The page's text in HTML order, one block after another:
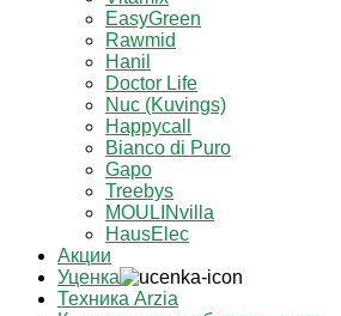
EasyGreen
Rawmid
Hanil
Doctor Life
Nuc (Kuvings)
Happycall
Bianco di Puro
Gapo
Treebys
MOULINvilla
HausElec
Акции
Уценка
Техника Arzia